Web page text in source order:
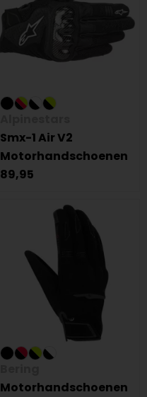
Smx-1 Air V2
Motorhandschoenen
89,95
Motorhandschoenen